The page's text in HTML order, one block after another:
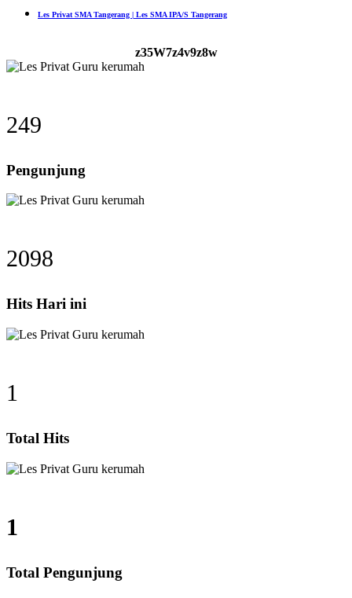
Les Privat SMA Tangerang | Les SMA IPA/S Tangerang
z35W7z4v9z8w
249
Pengunjung
2098
Hits Hari ini
1
Total Hits
1
Total Pengunjung